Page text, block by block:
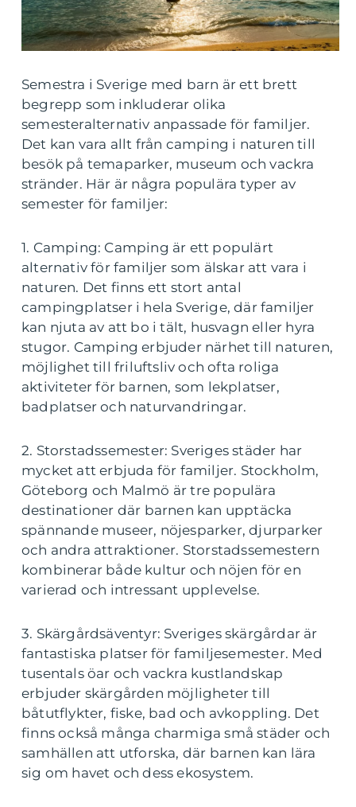
Semestra i Sverige med barn är ett brett
begrepp som inkluderar olika
semesteralternativ anpassade för familjer.
Det kan vara allt från camping i naturen till
besök på temaparker, museum och vackra
stränder. Här är några populära typer av
semester för familjer:
1. Camping: Camping är ett populärt
alternativ för familjer som älskar att vara i
naturen. Det finns ett stort antal
campingplatser i hela Sverige, där familjer
kan njuta av att bo i tält, husvagn eller hyra
stugor. Camping erbjuder närhet till naturen,
möjlighet till friluftsliv och ofta roliga
aktiviteter för barnen, som lekplatser,
badplatser och naturvandringar.
2. Storstadssemester: Sveriges städer har
mycket att erbjuda för familjer. Stockholm,
Göteborg och Malmö är tre populära
destinationer där barnen kan upptäcka
spännande museer, nöjesparker, djurparker
och andra attraktioner. Storstadssemestern
kombinerar både kultur och nöjen för en
varierad och intressant upplevelse.
3. Skärgårdsäventyr: Sveriges skärgårdar är
fantastiska platser för familjesemester. Med
tusentals öar och vackra kustlandskap
erbjuder skärgården möjligheter till
båtutflykter, fiske, bad och avkoppling. Det
finns också många charmiga små städer och
samhällen att utforska, där barnen kan lära
sig om havet och dess ekosystem.